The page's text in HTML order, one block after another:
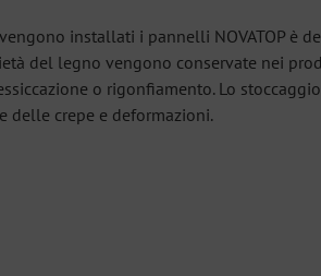
installati i pannelli NOVATOP è
del legno vengono conservate nei
o rigonfiamento. Lo
delle crepe e deformazioni.